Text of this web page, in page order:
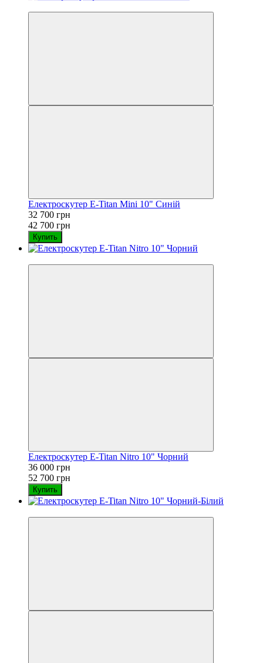
Електроскутер E-Titan Mini 10" Синій
32 700 грн
42 700 грн
Купить
Електроскутер E-Titan Nitro 10" Чорний
36 000 грн
52 700 грн
Купить